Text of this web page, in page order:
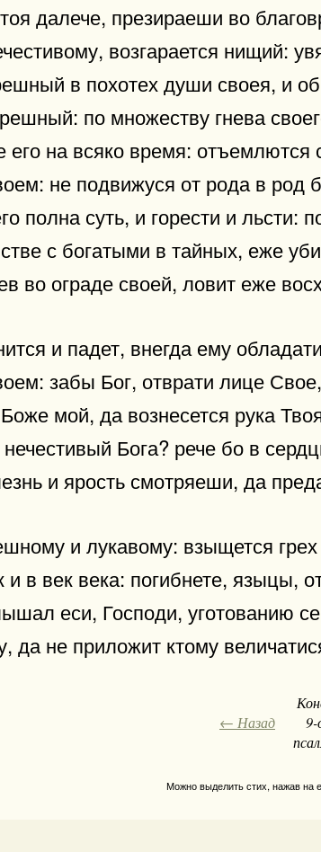
далече, презираеши во
возгарается нищий:
в похотех души своея, и
по множеству гнева
его на всяко время:
не подвижуся от рода в род
полна суть, и горести и льсти:
с богатыми в тайных, еже
во ограде своей, ловит еже
и падет, внегда ему
забы Бог, отврати лице
мой, да вознесется рука
Бога? рече бо в
и ярость смотряеши, да
и лукавому: взыщется грех
и в век века: погибнете, языцы,
еси, Господи, уготованию
да не приложит ктому
← Назад
9-
Можно выделить стих, нажав на